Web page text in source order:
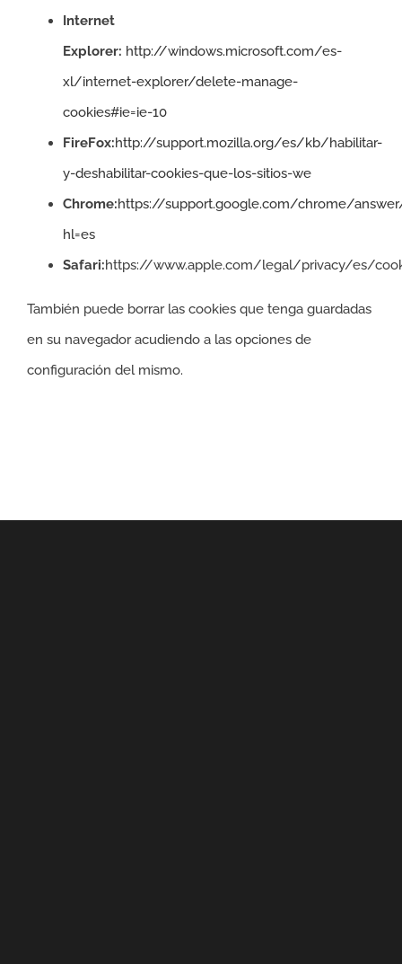
Internet
Explorer: http://windows.microsoft.com/es-
xl/internet-explorer/delete-manage-
cookies#ie=ie-10
FireFox:http://support.mozilla.org/es/kb/habilitar-
y-deshabilitar-cookies-que-los-sitios-we
Chrome:https://support.google.com/chrome/
hl=es
Safari:https://www.apple.com/legal/privacy/es/
También puede borrar las cookies que tenga guardadas
en su navegador acudiendo a las opciones de
configuración del mismo.